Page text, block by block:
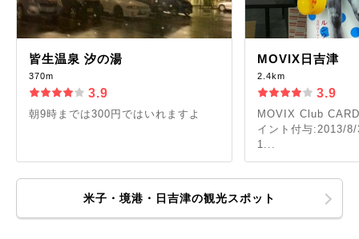
皆生温泉 汐の湯
370m
3.9
朝9時までは300円ではいれますよ
MOVIX日吉津
2.4km
3.9
MOVIX Club
イント付与:2013/
1...
米子・境港・日吉津の観光スポット